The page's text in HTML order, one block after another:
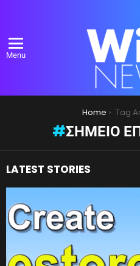
Menu
Home Tag
ΣΗΜΕΊΟ
LATEST STORIES